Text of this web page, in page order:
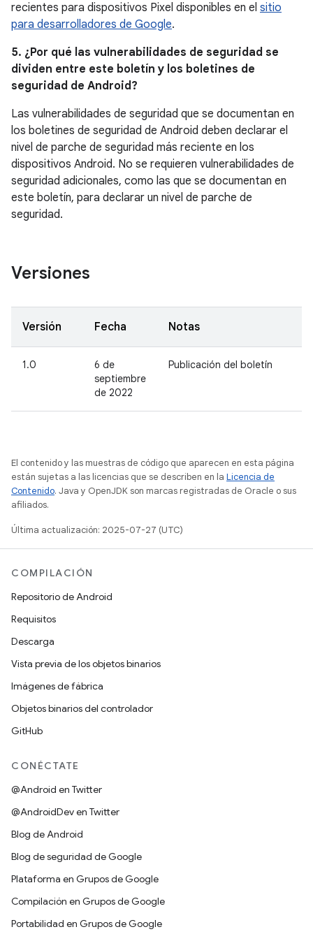
recientes para dispositivos Pixel disponibles en el sitio
para desarrolladores de Google.
5. ¿Por qué las vulnerabilidades de seguridad se
dividen entre este boletín y los boletines de
seguridad de Android?
Las vulnerabilidades de seguridad que se documentan en
los boletines de seguridad de Android deben declarar el
nivel de parche de seguridad más reciente en los
dispositivos Android. No se requieren vulnerabilidades de
seguridad adicionales, como las que se documentan en
este boletín, para declarar un nivel de parche de
seguridad.
Versiones
Versión Fecha Notas
1.0
6 de
septiembre
de 2022
Publicación del boletín
El contenido y las muestras de código que aparecen en esta página
están sujetas a las licencias que se describen en la Licencia de
Contenido. Java y OpenJDK son marcas registradas de Oracle o sus
afiliados.
Última actualización: 2025-07-27 (UTC)
COMPILACIÓN
Repositorio de Android
Requisitos
Descarga
Vista previa de los objetos binarios
Imágenes de fábrica
Objetos binarios del controlador
GitHub
CONÉCTATE
@Android en Twitter
@AndroidDev en Twitter
Blog de Android
Blog de seguridad de Google
Plataforma en Grupos de Google
Compilación en Grupos de Google
Portabilidad en Grupos de Google